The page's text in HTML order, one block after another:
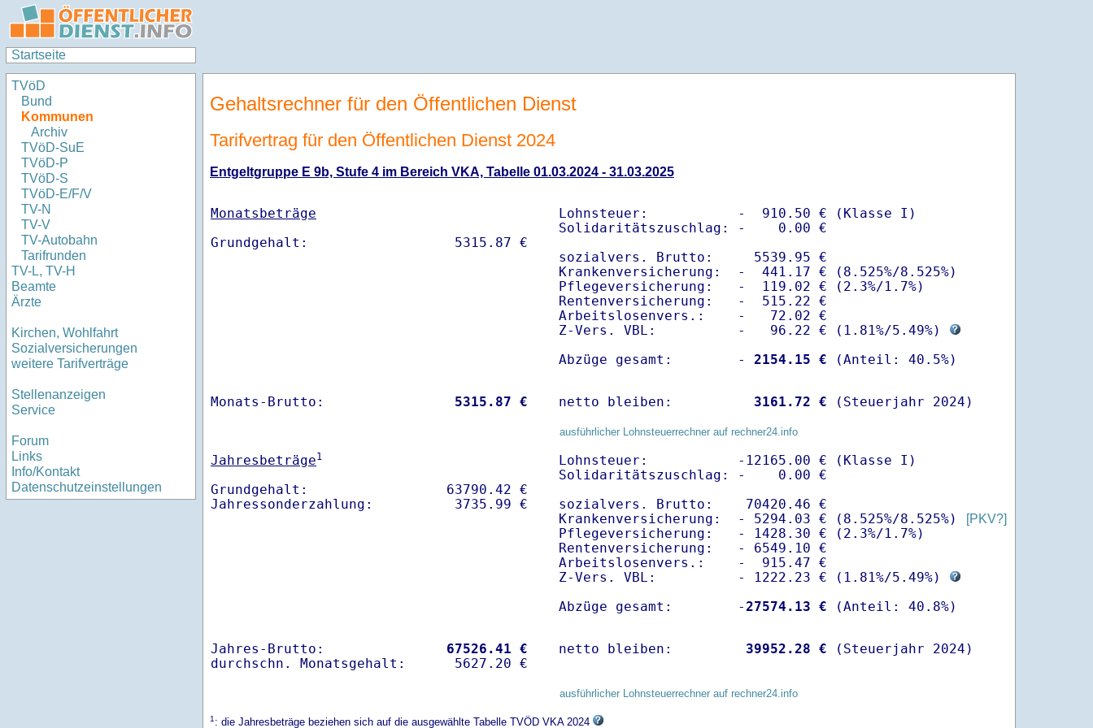
Startseite
TVöD
Bund
Kommunen
Archiv
TVöD-SuE
TVöD-P
TVöD-S
TVöD-E/F/V
TV-N
TV-V
TV-Autobahn
Tarifrunden
TV-L, TV-H
Beamte
Ärzte
Kirchen, Wohlfahrt
Sozialversicherungen
weitere Tarifverträge
Stellenanzeigen
Service
Forum
Links
Info/Kontakt
Datenschutzeinstellungen
Gehaltsrechner für den Öffentlichen Dienst
Tarifvertrag für den Öffentlichen Dienst 2024
Entgeltgruppe E 9b, Stufe 4 im Bereich VKA, Tabelle 01.03.2024 - 31.03.2025
Monatsbeträge
Lohnsteuer:           -  910.50 € (Klasse I)
Solidaritätszuschlag: -    0.00 €
sozialvers. Brutto:     5539.95 €
Krankenversicherung:  -  441.17 € (8.525%/8.525%)
Pflegeversicherung:   -  119.02 € (2.3%/1.7%)
Rentenversicherung:   -  515.22 €
Arbeitslosenvers.:    -   72.02 €
Z-Vers. VBL:          -   96.22 € ( 1.81%/5.49%)
Abzüge gesamt:        -
2154.15 €
Monats-Brutto: 5315.87 € netto bleiben: 3161.72 € (Steuerjahr 2024)
ausführlicher Lohnsteuerrechner auf rechner24.info
Jahresbeträge1
Grundgehalt:                 63790.42 €
Lohnsteuer:           -12165.00 € (Klasse I)
Solidaritätszuschlag: -    0.00 €
sozialvers. Brutto:    70420.46 €
Krankenversicherung:  - 5294.03 € (8.525%/8.525%)
[PKV?]
Pflegeversicherung:   - 1428.30 € (2.3%/1.7%)
Rentenversicherung:   - 6549.10 €
Arbeitslosenvers.:    -  915.47 €
Z-Vers. VBL:          - 1222.23 € ( 1.81%/5.49%)
Abzüge gesamt:        -27574.13 €
Jahres-Brutto: 67526.41 €
netto bleiben: 39952.28 € (Steuerjahr 2024)
ausführlicher Lohnsteuerrechner auf rechner24.info
1: die Jahresbeträge beziehen sich auf die ausgewählte Tabelle TVÖD VKA 2024